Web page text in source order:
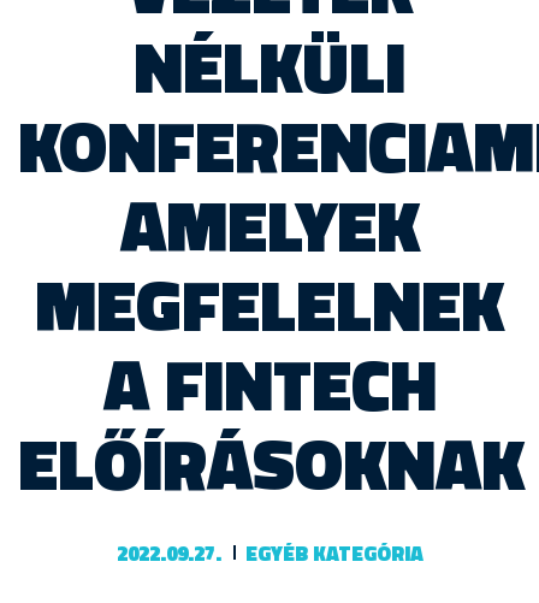
NÉLKÜLI
AMELYEK
MEGFELELNEK
A FINTECH
ELŐÍRÁSOKNAK
2022.09.27. EGYÉB KATEGÓRIA